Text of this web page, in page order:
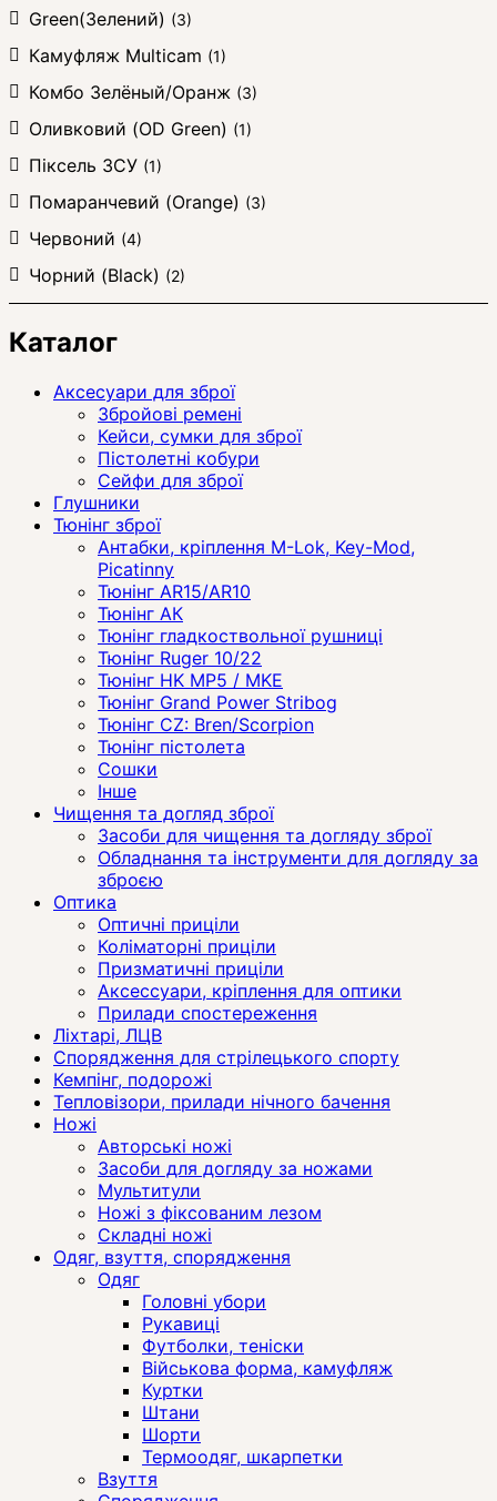
Green(Зелений) (3)
Камуфляж Multicam (1)
Комбо Зелёный/Оранж (3)
Оливковий (OD Green) (1)
Піксель ЗСУ (1)
Помаранчевий (Orange) (3)
Червоний (4)
Чорний (Black) (2)
Каталог
Аксесуари для зброї
Збройові ремені
Кейси, сумки для зброї
Пістолетні кобури
Сейфи для зброї
Глушники
Тюнінг зброї
Антабки, кріплення M-Lok, Key-Mod,
Picatinny
Тюнінг AR15/AR10
Тюнінг АК
Тюнінг гладкоствольної рушниці
Тюнінг Ruger 10/22
Тюнінг HK MP5 / MKE
Тюнінг Grand Power Stribog
Тюнінг CZ: Bren/Scorpion
Тюнінг пістолета
Сошки
Інше
Чищення та догляд зброї
Засоби для чищення та догляду зброї
Обладнання та інструменти для догляду за
зброєю
Оптика
Оптичні приціли
Коліматорні приціли
Призматичні приціли
Аксессуари, кріплення для оптики
Прилади спостереження
Ліхтарі, ЛЦВ
Спорядження для стрілецького спорту
Кемпінг, подорожі
Тепловізори, прилади нічного бачення
Ножі
Авторські ножі
Засоби для догляду за ножами
Мультитули
Ножі з фіксованим лезом
Складні ножі
Одяг, взуття, спорядження
Одяг
Головні убори
Рукавиці
Футболки, теніски
Військова форма, камуфляж
Куртки
Штани
Шорти
Термоодяг, шкарпетки
Взуття